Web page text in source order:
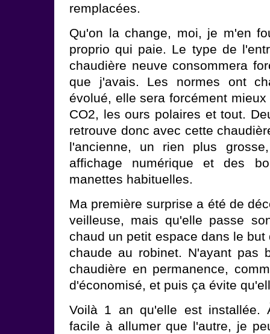
remplacées.
Qu'on la change, moi, je m'en
proprio qui paie. Le type de
chaudière neuve consommera
que j'avais. Les normes ont
évolué, elle sera forcément
CO2, les ours polaires et tout.
retrouve donc avec cette
l'ancienne, un rien plus
affichage numérique et des
manettes habituelles.
Ma première surprise a été de
veilleuse, mais qu'elle passe
chaud un petit espace dans le
chaude au robinet. N'ayant pas
chaudière en permanence,
d'économisé, et puis ça évite
Voilà 1 an qu'elle est installée.
facile à allumer que l'autre, je